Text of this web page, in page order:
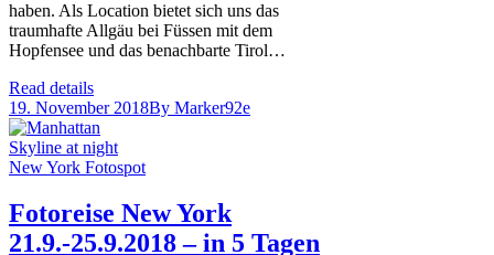
haben. Als Location bietet sich uns das
traumhafte Allgäu bei Füssen mit dem
Hopfensee und das benachbarte Tirol…
Read details
19. November 2018By Marker92e
Fotoreise New York
21.9.-25.9.2018 – in 5 Tagen